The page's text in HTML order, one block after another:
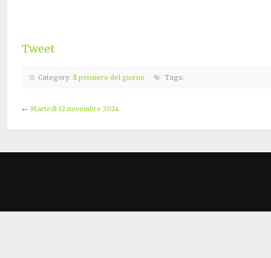
Tweet
Category: Il pensiero del giorno Tags:
← Martedì 12 novembre 2024